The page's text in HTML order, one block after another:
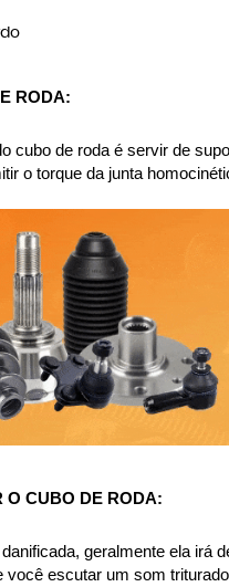
RODA:
cubo de roda é servir de
o torque da junta
O CUBO DE RODA:
geralmente ela irá
você escutar um som